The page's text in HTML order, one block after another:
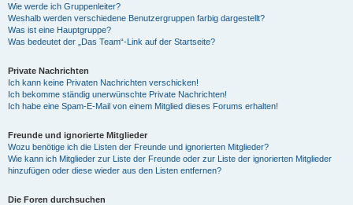
Wie werde ich Gruppenleiter?
Weshalb werden verschiedene Benutzergruppen farbig dargestellt?
Was ist eine Hauptgruppe?
Was bedeutet der „Das Team“-Link auf der Startseite?
Private Nachrichten
Ich kann keine Privaten Nachrichten verschicken!
Ich bekomme ständig unerwünschte Private Nachrichten!
Ich habe eine Spam-E-Mail von einem Mitglied dieses Forums erhalten!
Freunde und ignorierte Mitglieder
Wozu benötige ich die Listen der Freunde und ignorierten Mitglieder?
Wie kann ich Mitglieder zur Liste der Freunde oder zur Liste der ignorierten Mitglieder
hinzufügen oder diese wieder aus den Listen entfernen?
Die Foren durchsuchen